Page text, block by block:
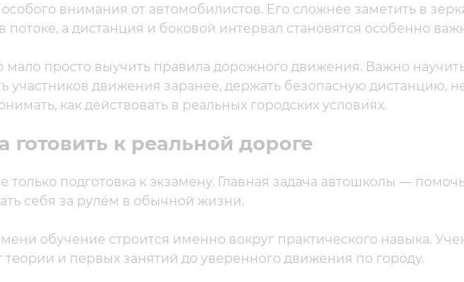
внимания от автомобилистов. Его сложнее заметить в
а дистанция и боковой интервал становятся особенно
просто выучить правила дорожного движения. Важно
участников движения заранее, держать безопасную дистанцию,
как действовать в реальных городских условиях.
к реальной дороге
подготовка к экзамену. Главная задача автошколы —
себя за рулём в обычной жизни.
обучение строится именно вокруг практического навыка.
теории и первых занятий до уверенного движения по городу.